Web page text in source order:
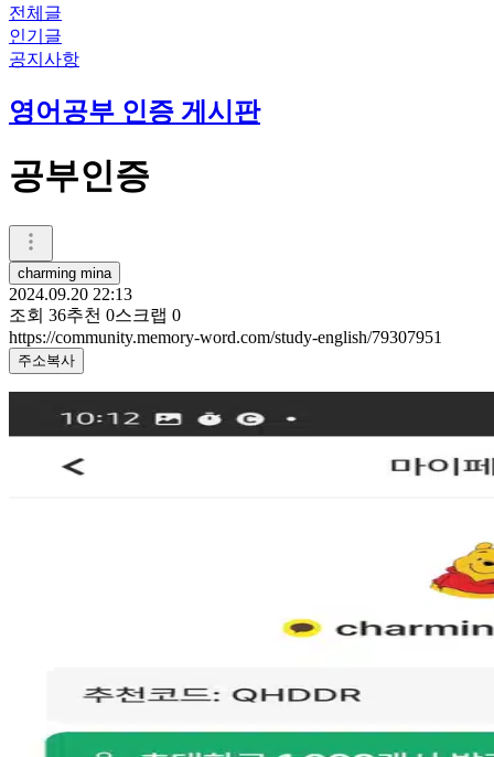
전체글
인기글
공지사항
영어공부 인증 게시판
공부인증
charming mina
2024.09.20 22:13
조회 36추천 0스크랩 0
https://community.memory-word.com/study-english/79307951
주소복사